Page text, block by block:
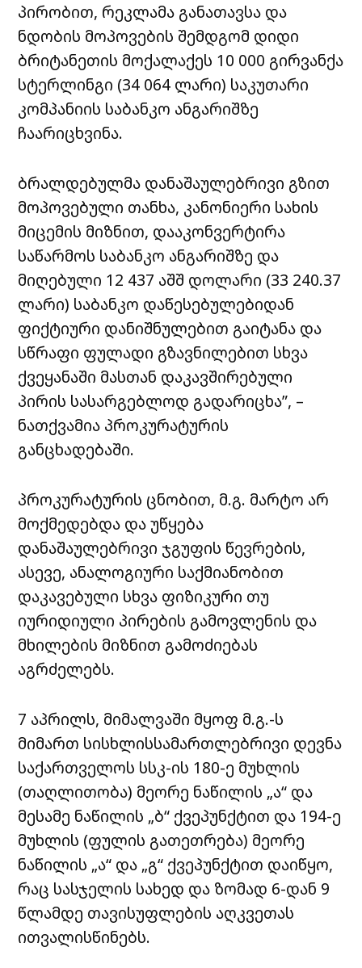
პირობით, რეკლამა განათავსა და
ნდობის მოპოვების შემდგომ დიდი
ბრიტანეთის მოქალაქეს 10 000 გირვანქა
სტერლინგი (34 064 ლარი) საკუთარი
კომპანიის საბანკო ანგარიშზე
ჩაარიცხვინა.
ბრალდებულმა დანაშაულებრივი გზით
მოპოვებული თანხა, კანონიერი სახის
მიცემის მიზნით, დააკონვერტირა
საწარმოს საბანკო ანგარიშზე და
მიღებული 12 437 აშშ დოლარი (33 240.37
ლარი) საბანკო დაწესებულებიდან
ფიქტიური დანიშნულებით გაიტანა და
სწრაფი ფულადი გზავნილებით სხვა
ქვეყანაში მასთან დაკავშირებული
პირის სასარგებლოდ გადარიცხა”, –
ნათქვამია პროკურატურის
განცხადებაში.
პროკურატურის ცნობით, მ.გ. მარტო არ
მოქმედებდა და უწყება
დანაშაულებრივი ჯგუფის წევრების,
ასევე, ანალოგიური საქმიანობით
დაკავებული სხვა ფიზიკური თუ
იურიდიული პირების გამოვლენის და
მხილების მიზნით გამოძიებას
აგრძელებს.
7 აპრილს, მიმალვაში მყოფ მ.გ.-ს
მიმართ სისხლისსამართლებრივი დევნა
საქართველოს სსკ-ის 180-ე მუხლის
(თაღლითობა) მეორე ნაწილის „ა“ და
მესამე ნაწილის „ბ“ ქვეპუნქტით და 194-ე
მუხლის (ფულის გათეთრება) მეორე
ნაწილის „ა“ და „გ“ ქვეპუნქტით დაიწყო,
რაც სასჯელის სახედ და ზომად 6-დან 9
წლამდე თავისუფლების აღკვეთას
ითვალისწინებს.